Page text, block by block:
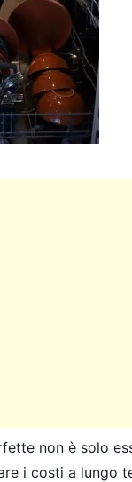
non è solo
i costi a lungo